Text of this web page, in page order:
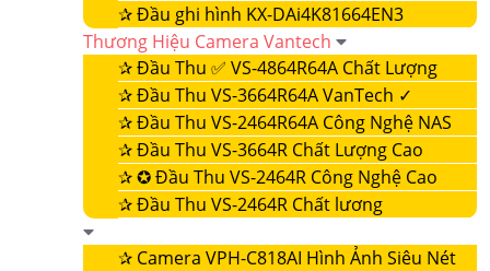
✰Đầu ghi hình KX-DAi4K81664EN3
Thương Hiệu Camera Vantech
✰Đầu Thu ✅ VS-4864R64A Chất Lượng
✰Đầu Thu VS-3664R64A VanTech ✓
✰Đầu Thu VS-2464R64A Công Nghệ NAS
✰Đầu Thu VS-3664R Chất Lượng Cao
✰✪ Đầu Thu VS-2464R Công Nghệ Cao
✰Đầu Thu VS-2464R Chất lương
✰ Camera VPH-C818AI Hình Ảnh Siêu Nét